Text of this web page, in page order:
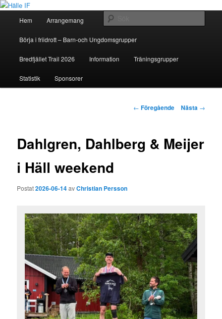
Hälle IF
Hoppa
till
huvudinnehåll
Hem Arrangemang
Börja i friidrott – Barn-och Ungdomsgrupper
Bredfjället Trail 2026 Information Träningsgrupper
Statistik Sponsorer
Inläggsnavigering
← Föregående Nästa →
Dahlgren, Dahlberg & Meijer
i Häll weekend
Postat2026-06-14avChristian Persson